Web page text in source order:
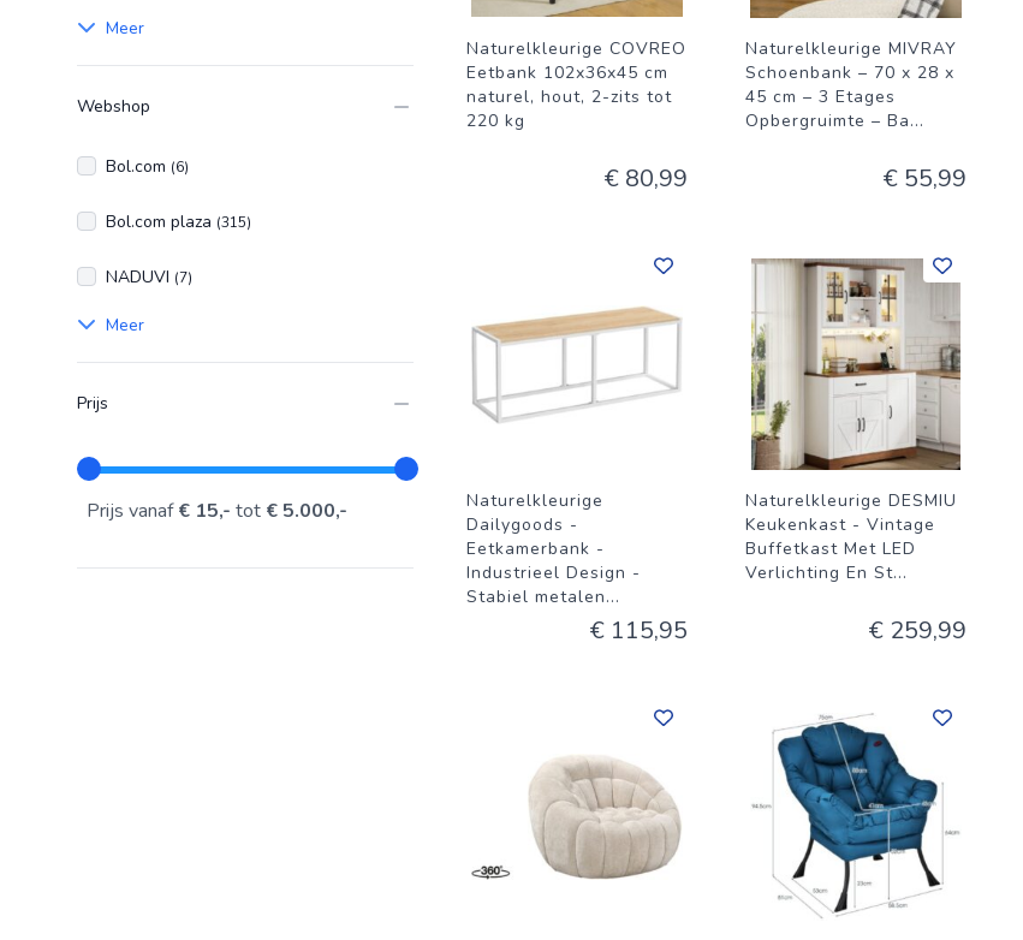
Meer
Webshop
Bol.com (6)
Bol.com plaza (315)
NADUVI (7)
Meer
Prijs
Prijs vanaf€ 15,- tot € 5.000,-
Naturelkleurige COVREO
Eetbank 102x36x45 cm
naturel, hout, 2-zits tot
220 kg
€ 80,99
Naturelkleurige MIVRAY
Schoenbank – 70 x 28 x
45 cm – 3 Etages
Opbergruimte – Ba...
€ 55,99
Naturelkleurige
Dailygoods -
Eetkamerbank -
Industrieel Design -
Stabiel metalen...
€ 115,95
Naturelkleurige DESMIU
Keukenkast - Vintage
Buffetkast Met LED
Verlichting En St...
€ 259,99